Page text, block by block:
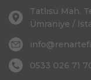
Tatlısu Mah.
Ümraniye /
0533 026 71